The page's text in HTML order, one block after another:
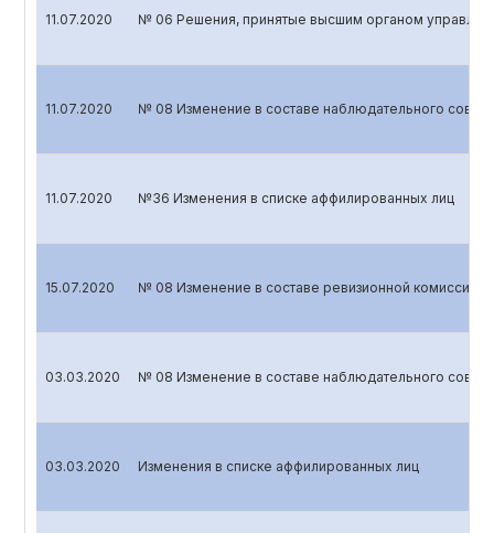
11.07.2020 № 06 Решения, принятые высшим органом
11.07.2020 № 08 Изменение в составе наблюдательного
11.07.2020 №36 Изменения в списке аффилированных лиц
15.07.2020 № 08 Изменение в составе ревизионной комиссии.
03.03.2020 № 08 Изменение в составе наблюдательного
03.03.2020 Изменения в списке аффилированных лиц